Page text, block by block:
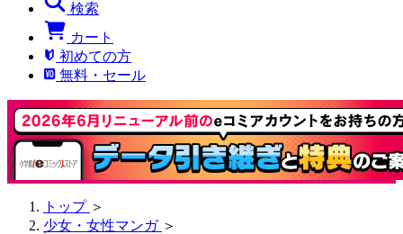
検索
カート
初めての方
無料・セール
トップ ＞
少女・女性マンガ ＞